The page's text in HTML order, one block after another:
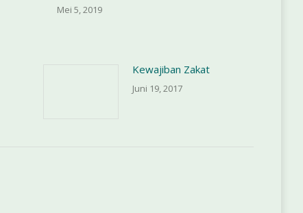
Mei 5, 2019
Kewajiban Zakat
Juni 19, 2017